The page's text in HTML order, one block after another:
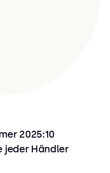
2025:10
jeder Händler